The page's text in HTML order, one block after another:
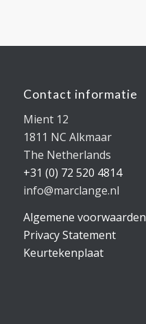
Contact informatie
Mient 12
1811 NC Alkmaar
The Netherlands
+31 (0) 72 520 4814
info@marclange.nl
Algemene voorwaarden
Privacy Statement
Keurtekenplaat